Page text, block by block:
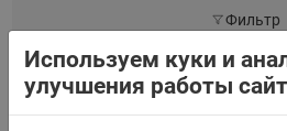
Фильтр
Используем куки и
улучшения работы